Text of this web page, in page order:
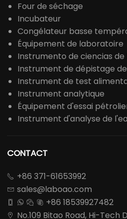
Four de séchage
Incubateur
Congélateur basse
Équipement de laboratoire
Instrumento de ciencias de
Instrument de dépistage
Instrument de test
Instrument analytique
Équipement d'essai
Instrument d'analyse de
CONTACT
 +86 371-61653992
 sales@laboao.com
    +86 18539927482
 No.109 Bitao Road, Hi-Tech